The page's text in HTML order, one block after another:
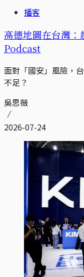
播客
高德地圖在台灣：
Podcast
面對「國安」風險，
不足？
吳思薇
2026-07-24